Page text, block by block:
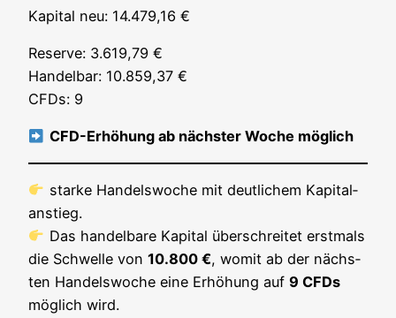
Kapi­tal neu: 14.479,16 €
Reser­ve: 3.619,79 €
Han­del­bar: 10.859,37 €
CFDs: 9
CFD-Erhö­hung ab nächs­ter Woche möglich
star­ke Han­dels­wo­che mit deut­li­chem Kapi­tal­
an­stieg.
Das han­del­ba­re Kapi­tal über­schrei­tet erst­mals
die Schwel­le von 10.800 €, womit ab der nächs­
ten Han­dels­wo­che eine Erhö­hung auf 9 CFDs
mög­lich wird.